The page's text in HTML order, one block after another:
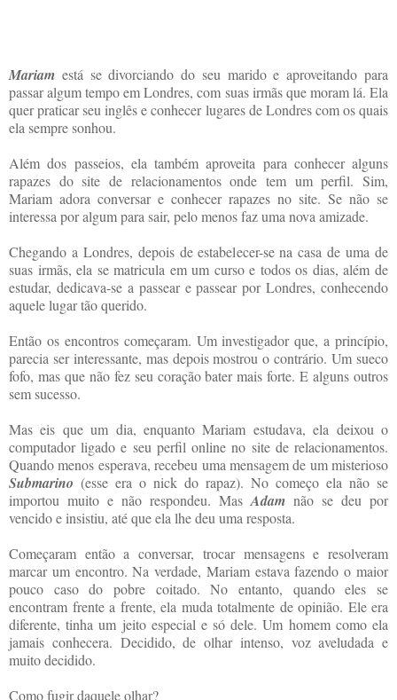
Mariam está se divorciando do seu marido e aproveitando para
passar algum tempo em Londres, com suas irmãs que moram lá. Ela
quer praticar seu inglês e conhecer lugares de Londres com os quais
ela sempre sonhou.
Além dos passeios, ela também aproveita para conhecer alguns
rapazes do site de relacionamentos onde tem um perfil. Sim,
Mariam adora conversar e conhecer rapazes no site. Se não se
interessa por algum para sair, pelo menos faz uma nova amizade.
Chegando a Londres, depois de estabelecer-se na casa de uma de
suas irmãs, ela se matricula em um curso e todos os dias, além de
estudar, dedicava-se a passear e passear por Londres, conhecendo
aquele lugar tão querido.
Então os encontros começaram. Um investigador que, a princípio,
parecia ser interessante, mas depois mostrou o contrário. Um sueco
fofo, mas que não fez seu coração bater mais forte. E alguns outros
sem sucesso.
Mas eis que um dia, enquanto Mariam estudava, ela deixou o
computador ligado e seu perfil online no site de relacionamentos.
Quando menos esperava, recebeu uma mensagem de um misterioso
Submarino (esse era o nick do rapaz). No começo ela não se
importou muito e não respondeu. Mas Adam não se deu por
vencido e insistiu, até que ela lhe deu uma resposta.
Começaram então a conversar, trocar mensagens e resolveram
marcar um encontro. Na verdade, Mariam estava fazendo o maior
pouco caso do pobre coitado. No entanto, quando eles se
encontram frente a frente, ela muda totalmente de opinião. Ele era
diferente, tinha um jeito especial e só dele. Um homem como ela
jamais conhecera. Decidido, de olhar intenso, voz aveludada e
muito decidido.
Como fugir daquele olhar?